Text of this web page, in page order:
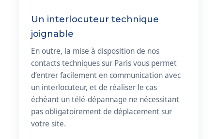
Un interlocuteur technique
joignable
En outre, la mise à disposition de nos
contacts techniques sur Paris vous permet
d’entrer facilement en communication avec
un interlocuteur, et de réaliser le cas
échéant un télé-dépannage ne nécessitant
pas obligatoirement de déplacement sur
votre site.